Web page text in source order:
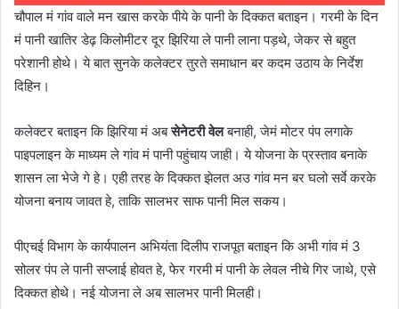
चौपाल मं गांव वाले मन खास करके पीये के पानी के दिक्कत बताइन। गरमी के दिन
मं पानी खातिर डेढ़ किलोमीटर दूर झिरिया ले पानी लाना पड़थे, जेकर से बहुत
परेशानी होथे। ये बात सुनके कलेक्टर तुरते समाधान बर कदम उठाय के निर्देश
दिहिन।
कलेक्टर बताइन कि झिरिया मं अबसेनेटरी वेलबनाही, जेमं मोटर पंप लगाके
पाइपलाइन के माध्यम ले गांव मं पानी पहुंचाय जाही। ये योजना के प्रस्ताव बनाके
शासन ला भेजे गे हे। एही तरह के दिक्कत झेलत अउ गांव मन बर घलो सर्वे करके
योजना बनाय जावत हे, ताकि सालभर साफ पानी मिल सकय।
पीएचई विभाग के कार्यपालन अभियंता दिलीप राजपूत बताइन कि अभी गांव मं 3
सोलर पंप ले पानी सप्लाई होवत हे, फेर गरमी मं पानी के लेवल नीचे गिर जाथे, एसे
दिक्कत होथे। नई योजना ले अब सालभर पानी मिलही।